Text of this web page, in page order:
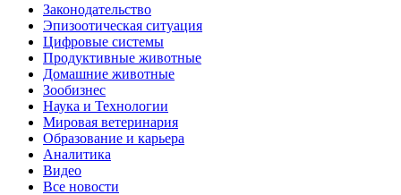
Законодательство
Эпизоотическая ситуация
Цифровые системы
Продуктивные животные
Домашние животные
Зообизнес
Наука и Технологии
Мировая ветеринария
Образование и карьера
Аналитика
Видео
Все новости